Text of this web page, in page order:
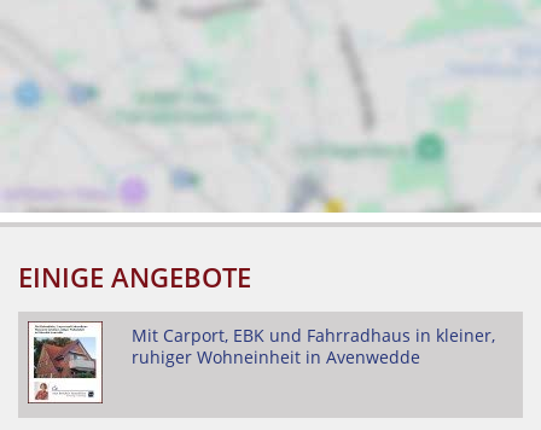
EINIGE ANGEBOTE
Mit Carport, EBK und Fahrradhaus in kleiner,
ruhiger Wohneinheit in Avenwedde